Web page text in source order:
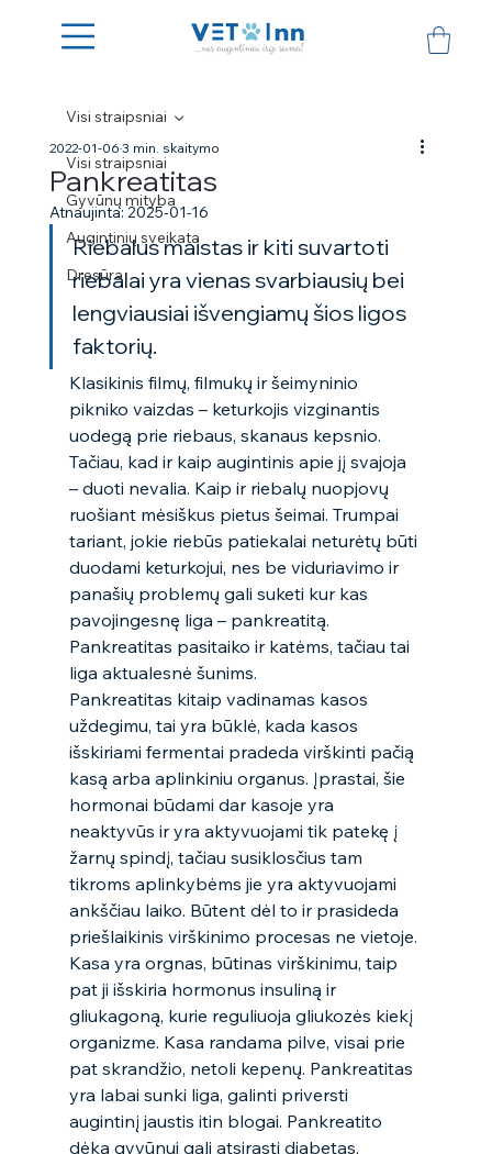
Visi straipsniai
Gyvūnų mityba
Augintinių sveikata
Dresūra
Visi straipsniai
Pankreatitas
2022-01-063 min. skaitymo
Atnaujinta:2025-01-16
Riebalus maistas ir kiti suvartoti
riebalai yra vienas svarbiausių bei
lengviausiai išvengiamų šios ligos
faktorių.
Klasikinis filmų, filmukų ir šeimyninio
pikniko vaizdas – keturkojis vizginantis
uodegą prie riebaus, skanaus kepsnio.
Tačiau, kad ir kaip augintinis apie jį svajoja
– duoti nevalia. Kaip ir riebalų nuopjovų
ruošiant mėsiškus pietus šeimai. Trumpai
tariant, jokie riebūs patiekalai neturėtų būti
duodami keturkojui, nes be viduriavimo ir
panašių problemų gali suketi kur kas
pavojingesnę liga – pankreatitą.
Pankreatitas pasitaiko ir katėms, tačiau tai
liga aktualesnė šunims.
Pankreatitas kitaip vadinamas kasos
uždegimu, tai yra būklė, kada kasos
išskiriami fermentai pradeda virškinti pačią
kasą arba aplinkiniu organus. Įprastai, šie
hormonai būdami dar kasoje yra
neaktyvūs ir yra aktyvuojami tik patekę į
žarnų spindį, tačiau susiklosčius tam
tikroms aplinkybėms jie yra aktyvuojami
ankščiau laiko. Būtent dėl to ir prasideda
priešlaikinis virškinimo procesas ne vietoje.
Kasa yra orgnas, būtinas virškinimu, taip
pat ji išskiria hormonus insuliną ir
gliukagoną, kurie reguliuoja gliukozės kiekį
organizme. Kasa randama pilve, visai prie
pat skrandžio, netoli kepenų. Pankreatitas
yra labai sunki liga, galinti priversti
augintinį jaustis itin blogai. Pankreatito
dėka gyvūnui gali atsirasti diabetas,